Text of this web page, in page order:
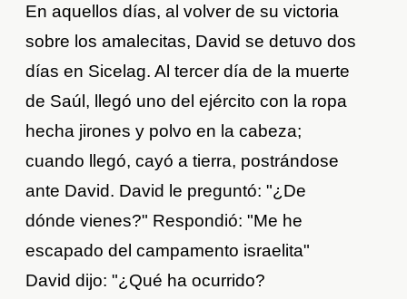
En aquellos días, al volver de su victoria
sobre los amalecitas, David se detuvo dos
días en Sicelag. Al tercer día de la muerte
de Saúl, llegó uno del ejército con la ropa
hecha jirones y polvo en la cabeza;
cuando llegó, cayó a tierra, postrándose
ante David. David le preguntó: "¿De
dónde vienes?" Respondió: "Me he
escapado del campamento israelita"
David dijo: "¿Qué ha ocurrido?